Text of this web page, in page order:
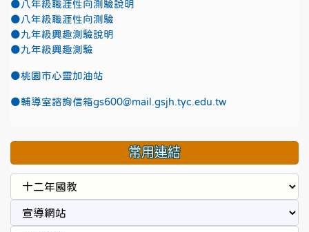
●八年級職涯性向測驗說明
●八年級職涯性向測驗
●九年級興趣測驗說明
●九年級興趣測驗
●桃園市心靈加油站
●輔導室諮詢信箱gs600@mail.gsjh.tyc.edu.tw
常用連結